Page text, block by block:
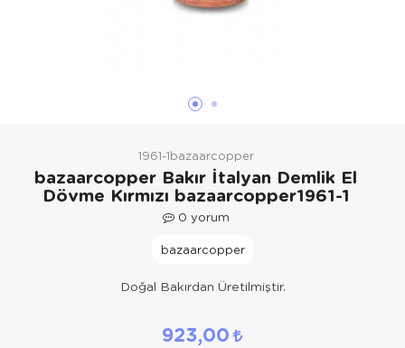
1961-1bazaarcopper
bazaarcopper Bakır İtalyan Demlik El
Dövme Kırmızı bazaarcopper1961-1
0 yorum
bazaarcopper
Doğal Bakırdan Üretilmiştir.
923,00